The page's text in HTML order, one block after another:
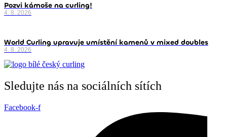
Pozvi kámoše na curling!
4. 8. 2026
World Curling upravuje umístění kamenů v mixed doubles
4. 8. 2026
Sledujte nás na sociálních sítích
Facebook-f